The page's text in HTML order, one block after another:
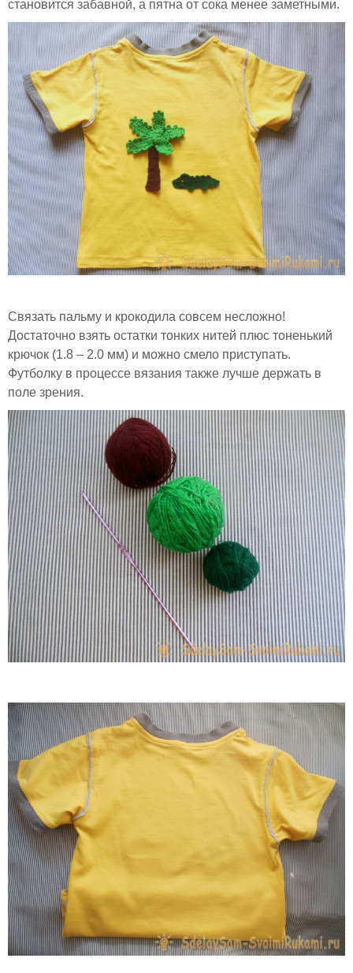
становится забавной, а пятна от сока менее заметными.
Связать пальму и крокодила совсем несложно!
Достаточно взять остатки тонких нитей плюс тоненький
крючок (1.8 – 2.0 мм) и можно смело приступать.
Футболку в процессе вязания также лучше держать в
поле зрения.